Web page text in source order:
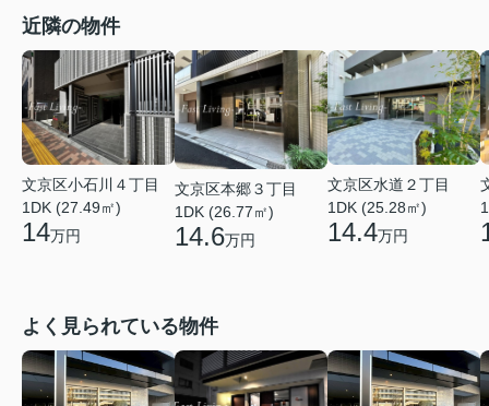
近隣の物件
文京区小石川４丁目
1DK (27.49㎡)
14万円
文京区本郷３丁目
1DK (26.77㎡)
14.6万円
文京区水道２丁目
1DK (25.28㎡)
14.4万円
よく見られている物件